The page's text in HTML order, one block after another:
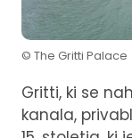
© The Gritti Palace
Gritti, ki se
kanala,